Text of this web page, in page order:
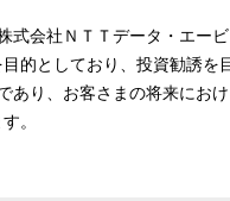
式会社ＮＴＴデータ・エー
的としており、投資勧誘を
あり、お客さまの将来にお
。